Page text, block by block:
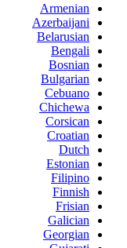
Armenian
Azerbaijani
Belarusian
Bengali
Bosnian
Bulgarian
Cebuano
Chichewa
Corsican
Croatian
Dutch
Estonian
Filipino
Finnish
Frisian
Galician
Georgian